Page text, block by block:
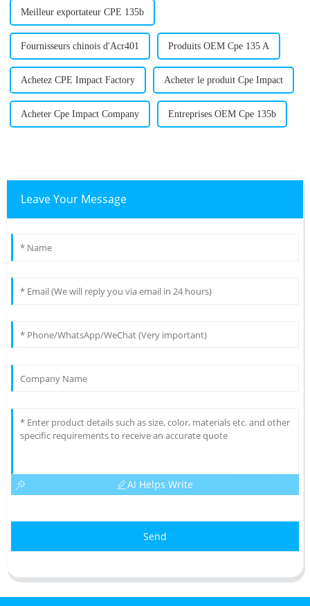
Meilleur exportateur CPE 135b
Fournisseurs chinois d'Acr401 Produits OEM Cpe 135 A
Achetez CPE Impact Factory Acheter le produit Cpe Impact
Acheter Cpe Impact Company Entreprises OEM Cpe 135b
Leave Your Message
AI Helps Write
Send